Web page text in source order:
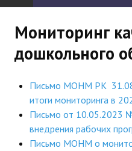
"Боевая" русистика
АНОНСЫ
ИНСТИТУТ
Мониторинг
дошкольного
Письмо МОНМ РК
итоги мониторинга в
Письмо от 10.05.2023
внедрения рабочих
Письмо МОНМ о